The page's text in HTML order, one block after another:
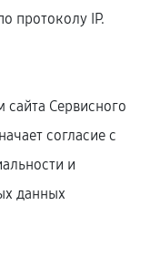
протоколу IP.
Сервисного
согласие с
и
данных